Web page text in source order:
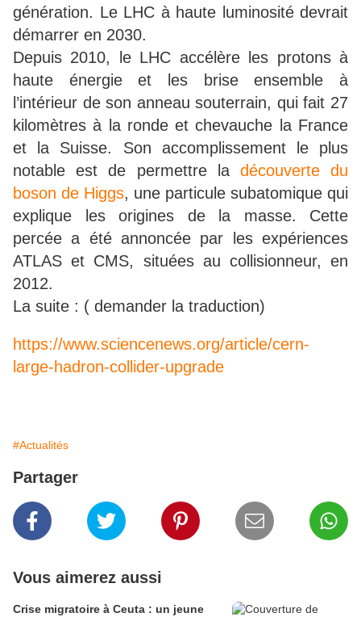
génération. Le LHC à haute luminosité devrait
démarrer en 2030.
Depuis 2010, le LHC accélère les protons à
haute énergie et les brise ensemble à
l’intérieur de son anneau souterrain, qui fait 27
kilomètres à la ronde et chevauche la France
et la Suisse. Son accomplissement le plus
notable est de permettre la découverte du
boson de Higgs, une particule subatomique qui
explique les origines de la masse. Cette
percée a été annoncée par les expériences
ATLAS et CMS, situées au collisionneur, en
2012.
La suite : ( demander la traduction)
https://www.sciencenews.org/article/cern-
large-hadron-collider-upgrade
#Actualités
Partager
Vous aimerez aussi
Crise migratoire à Ceuta : un jeune